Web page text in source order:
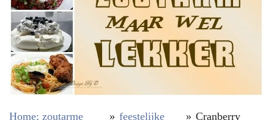
Home; zoutarme
» feestelijke
» Cranberry